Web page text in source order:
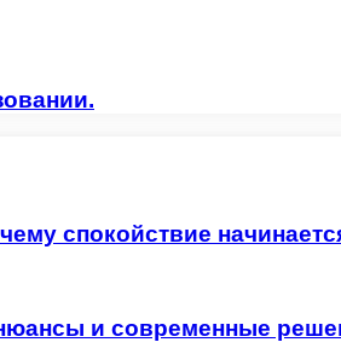
спокойствие
и современные